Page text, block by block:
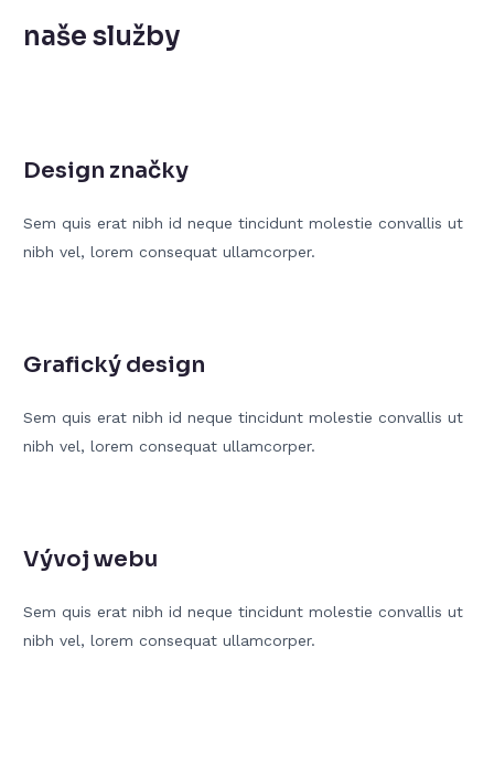
naše služby
Design značky
Sem quis erat nibh id neque tincidunt molestie convallis ut
nibh vel, lorem consequat ullamcorper.
Grafický design
Sem quis erat nibh id neque tincidunt molestie convallis ut
nibh vel, lorem consequat ullamcorper.
Vývoj webu
Sem quis erat nibh id neque tincidunt molestie convallis ut
nibh vel, lorem consequat ullamcorper.